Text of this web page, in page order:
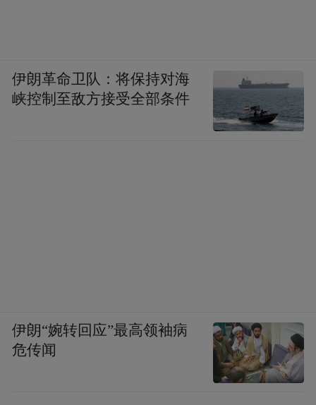
伊朗革命卫队：将保持对海
峡控制至敌方接受全部条件
伊朗“婉转回应”最高领袖病
危传闻